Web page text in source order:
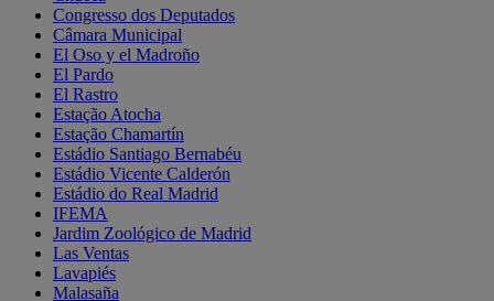
Congresso dos Deputados
Câmara Municipal
El Oso y el Madroño
El Pardo
El Rastro
Estação Atocha
Estação Chamartín
Estádio Santiago Bernabéu
Estádio Vicente Calderón
Estádio do Real Madrid
IFEMA
Jardim Zoológico de Madrid
Las Ventas
Lavapiés
Malasaña